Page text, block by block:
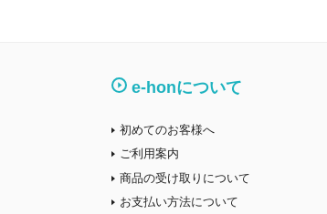
e-honについて
初めてのお客様へ
ご利用案内
商品の受け取りについて
お支払い方法について